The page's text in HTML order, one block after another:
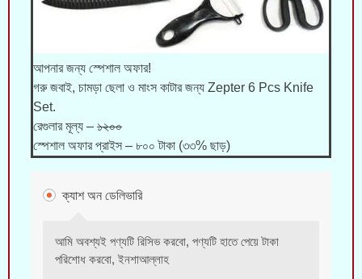
আপনার জন্য স্পেশাল অফার!
গরু জবাই, চামড়া ছেলা ও মাংস কাটার জন্য Zepter 6 Pcs Knife
Set.
রেগুলার মূল্য – ১২০০
স্পেশাল অফার প্রাইস – ৮০০ টাকা (৩৩% ছাড়)
ক্যাশ অন ডেলিভারি
আমি অবশ্যই পণ্যটি রিসিভ করবো, পণ্যটি হাতে পেয়ে টাকা
পরিশোধ করবো, ইনশাআল্লাহ